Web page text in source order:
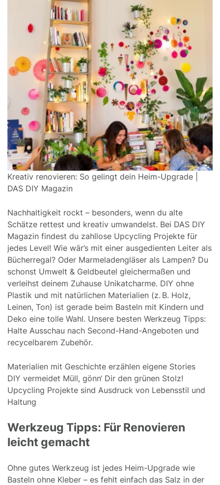
Kreativ renovieren: So gelingt dein Heim-Upgrade |
DAS DIY Magazin
Nachhaltigkeit rockt – besonders, wenn du alte
Schätze rettest und kreativ umwandelst. Bei DAS DIY
Magazin findest du zahllose Upcycling Projekte für
jedes Level! Wie wär’s mit einer ausgedienten Leiter als
Bücherregal? Oder Marmeladengläser als Lampen? Du
schonst Umwelt & Geldbeutel gleichermaßen und
verleihst deinem Zuhause Unikatcharme. DIY ohne
Plastik und mit natürlichen Materialien (z. B. Holz,
Leinen, Ton) ist gerade beim Basteln mit Kindern und
Deko eine tolle Wahl. Unsere besten Werkzeug Tipps:
Halte Ausschau nach Second-Hand-Angeboten und
recycelbarem Zubehör.
Materialien mit Geschichte erzählen eigene Stories
DIY vermeidet Müll, gönn‘ Dir den grünen Stolz!
Upcycling Projekte sind Ausdruck von Lebensstil und
Haltung
Werkzeug Tipps: Für Renovieren
leicht gemacht
Ohne gutes Werkzeug ist jedes Heim-Upgrade wie
Basteln ohne Kleber – es fehlt einfach das Salz in der